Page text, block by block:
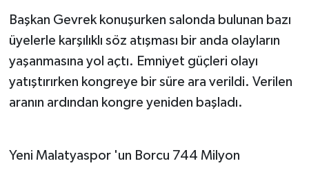
Başkan Gevrek konuşurken salonda bulunan bazı
üyelerle karşılıklı söz atışması bir anda olayların
yaşanmasına yol açtı. Emniyet güçleri olayı
yatıştırırken kongreye bir süre ara verildi. Verilen
aranın ardından kongre yeniden başladı.
Yeni Malatyaspor 'un Borcu 744 Milyon